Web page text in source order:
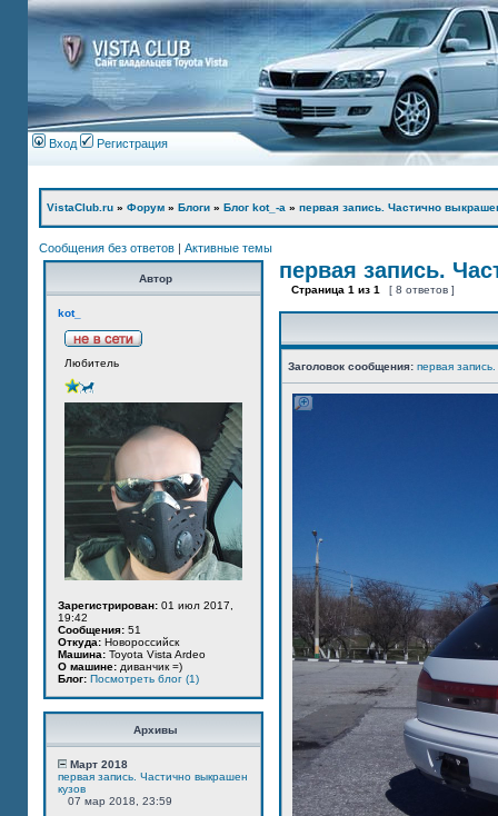
Вход Регистрация
VistaClub.ru » Форум » Блоги » Блог kot_-а » первая запись. Частично
Сообщения без ответов | Активные темы
Автор
kot_
Любитель
Зарегистрирован: 01 июл 2017,
19:42
Сообщения: 51
Откуда: Новороссийск
Машина: Toyota Vista Ardeo
О машине: диванчик =)
Блог: Посмотреть блог (1)
Архивы
Март 2018
первая запись. Частично выкрашен
кузов
07 мар 2018, 23:59
первая запись.
Страница 1 из 1 [ 8 ответов ]
Заголовок сообщения: первая